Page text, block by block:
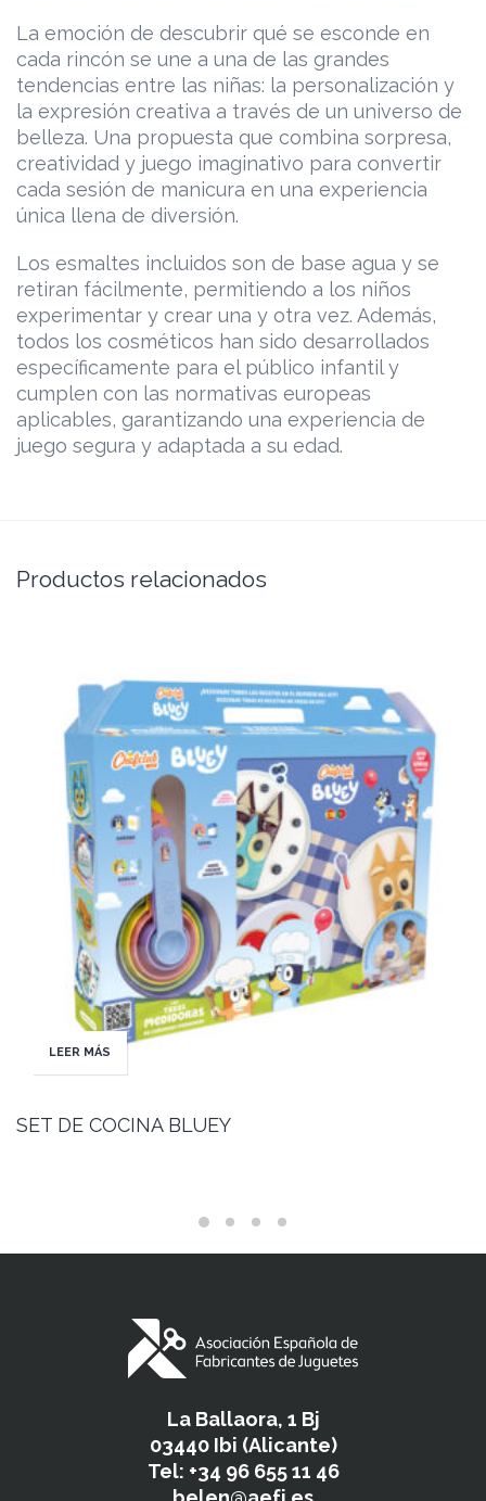
La emoción de descubrir qué se esconde en
cada rincón se une a una de las grandes
tendencias entre las niñas: la personalización y
la expresión creativa a través de un universo de
belleza. Una propuesta que combina sorpresa,
creatividad y juego imaginativo para convertir
cada sesión de manicura en una experiencia
única llena de diversión.
Los esmaltes incluidos son de base agua y se
retiran fácilmente, permitiendo a los niños
experimentar y crear una y otra vez. Además,
todos los cosméticos han sido desarrollados
específicamente para el público infantil y
cumplen con las normativas europeas
aplicables, garantizando una experiencia de
juego segura y adaptada a su edad.
Productos relacionados
LEER MÁS
SET DE COCINA BLUEY
La Ballaora, 1 Bj
03440 Ibi (Alicante)
Tel: +34 96 655 11 46